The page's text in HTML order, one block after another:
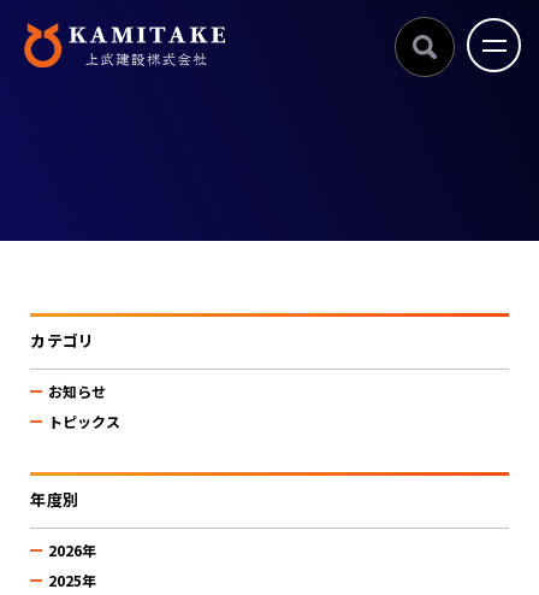
カテゴリ
お知らせ
トピックス
年度別
2026年
2025年